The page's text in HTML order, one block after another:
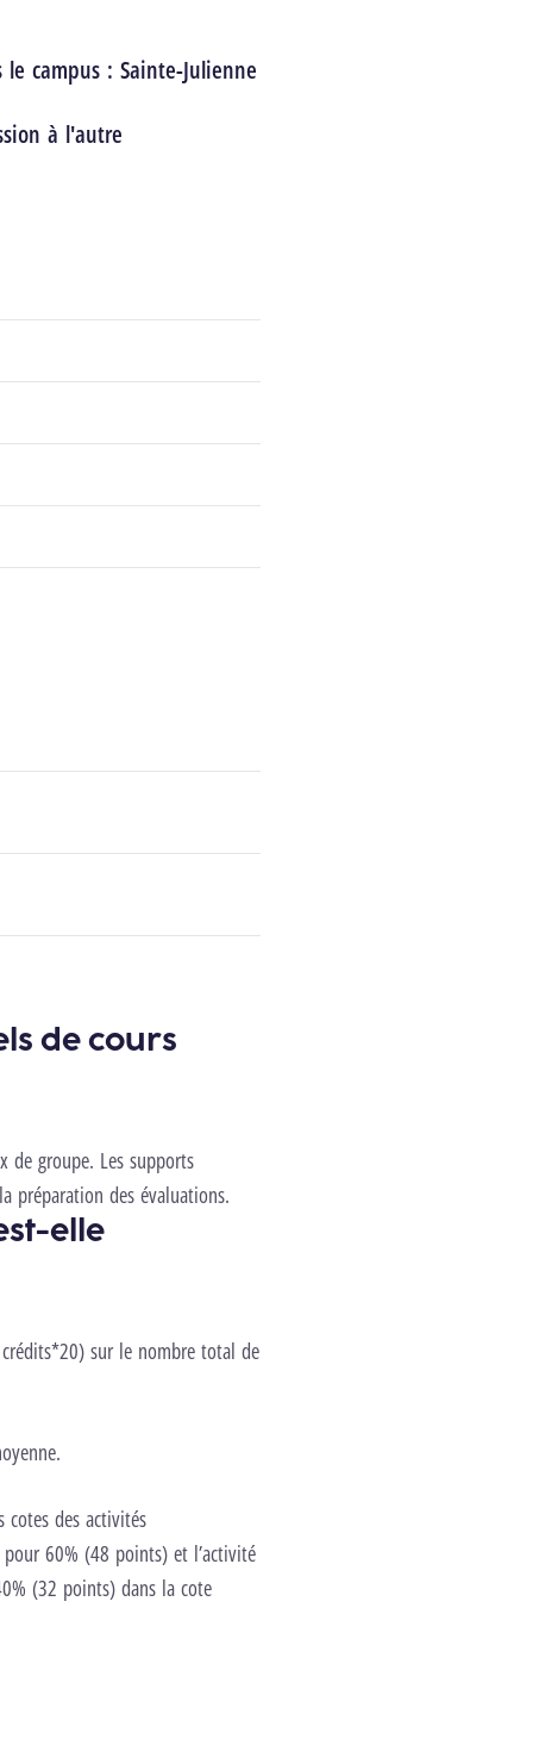
le campus :Sainte-Julienne
à l'autre
de cours
de groupe. Les supports
préparation des évaluations.
elle
sur le nombre total de
cotes des activités
60% (48 points) et l’activité
(32 points) dans la cote